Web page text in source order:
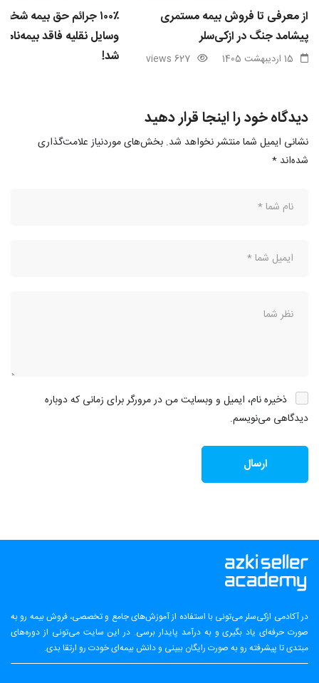
از معرفی تا فروش بیمه مستمری
پیشامد جنگ در ازکی‌سلر
15 اردیبهشت 1405 627 views
۱۰۰٪ جرائم حق‌ بیمه
وسایل نقلیه فاقد
شد!
دیدگاه خود را اینجا قرار دهید
نشانی ایمیل شما منتشر نخواهد شد. بخش‌های موردنیاز علامت‌گذاری
شده‌اند *
ذخیره نام، ایمیل و وبسایت من در مرورگر برای زمانی که دوباره
دیدگاهی می‌نویسم.
در آکادمی ازکی‌سلر می‌تونی با استفاده از آموزش‌های جامع و تخصصی، فروش بیمه رو به
صورت حرفه‌ای یاد بگیری و به درآمد پایدار برسی. در این سایت می‌تونی از دوره‌های
مبتدی تا پیشرفته رو به صورت رایگان ببینی و دانش بیمه‌ای خودت رو ارتقا بدی.